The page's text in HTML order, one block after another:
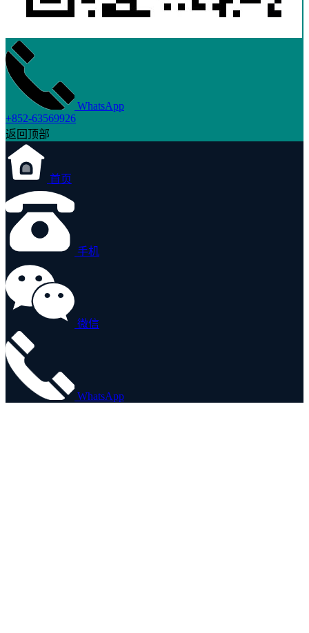
WhatsApp
+852-63569926
返回顶部
首页
手机
微信
WhatsApp